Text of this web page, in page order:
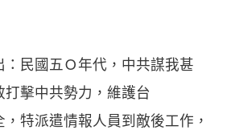
民國五Ｏ年代，中共謀我甚
打擊中共勢力，維護台
，特派遣情報人員到敵後工作，